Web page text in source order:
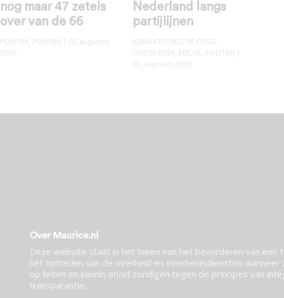
nog maar 47 zetels
over van de 66
POLITIEK, POLITIEK | 02 augustus
2026
Nederland langs
partijlijnen
KLIMAAT/STIKSTOF CRISIS,
ONDERZOEK, PEIL.NL, POLITIEK |
02 augustus 2026
Over Maurice.nl
Deze website staat in het teken van het bevorderen van een
het optreden van de overheid en overheidsdiensten wanneer
op feiten en kennis en/of zondigen tegen de principes van
transparantie.